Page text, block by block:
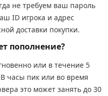
не требуем ваш пароль
ID игрока и адрес
доставки покупки.
пополнение?
или в течение 5
часы пик или во время
это может занять до 30